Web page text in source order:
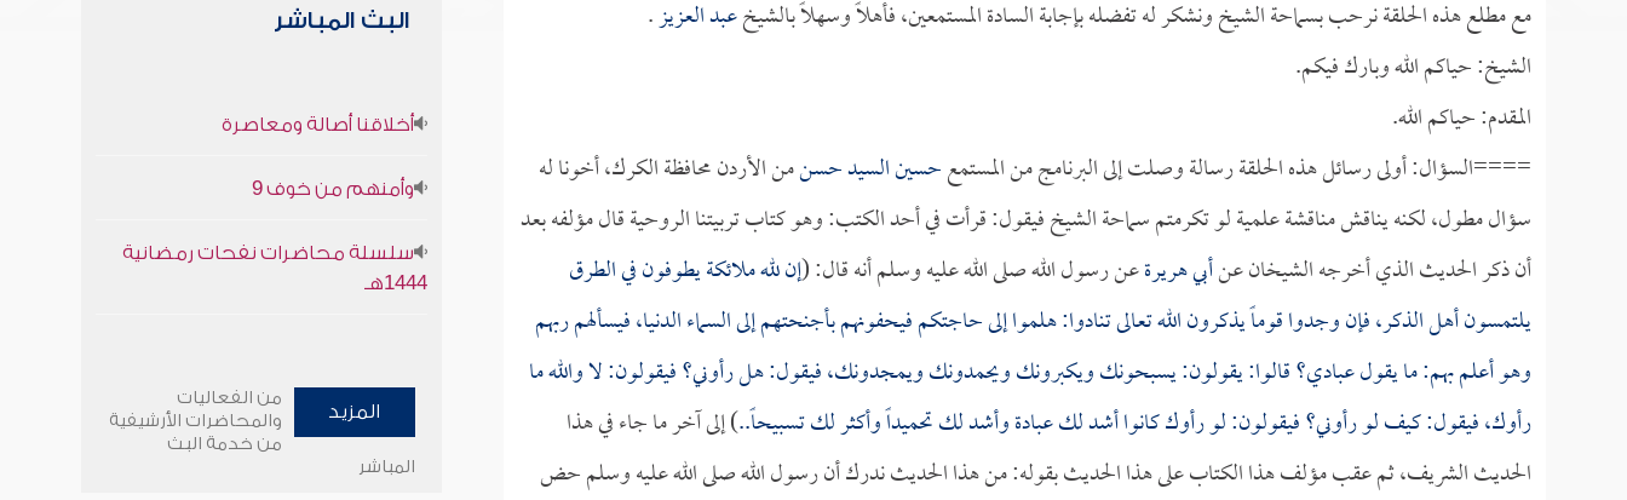
مع مطلع هذه الحلقة نرحب بسماحة الشيخ ونشكر له تفضله بإجابة السادة المستمعين، فأهلاً وسهلاً بالشيخعبد العزيز.
الشيخ: حياكم الله وبارك فيكم.
المقدم: حياكم الله.
====السؤال: أولى رسائل هذه الحلقة رسالة وصلت إلى البرنامج من المستمعحسين السيد حسنمن الأردن محافظة الكرك، أخونا له
سؤال مطول، لكنه يناقش مناقشة علمية لو تكرمتم سماحة الشيخ فيقول: قرأت في أحد الكتب: وهو كتاب تربيتنا الروحية قال مؤلفه بعد
أن ذكر الحديث الذي أخرجه الشيخان عنأبي هريرةعن رسول الله صلى الله عليه وسلم أنه قال: (إن لله ملائكة يطوفون في الطرق
يلتمسون أهل الذكر، فإن وجدوا قوماً يذكرون الله تعالى تنادوا: هلموا إلى حاجتكم فيحفونهم بأجنحتهم إلى السماء الدنيا، فيسألهم ربهم
وهو أعلم بهم: ما يقول عبادي؟ قالوا: يقولون: يسبحونك ويكبرونك ويحمدونك ويمجدونك، فيقول: هل رأوني؟ فيقولون: لا والله ما
رأوك، فيقول: كيف لو رأوني؟ فيقولون: لو رأوك كانوا أشد لك عبادة وأشد لك تحميداً وأكثر لك تسبيحاً..) إلى آخر ما جاء في هذا
الحديث الشريف، ثم عقب مؤلف هذا الكتاب على هذا الحديث بقوله: من هذا الحديث ندرك أن رسول الله صلى الله عليه وسلم حض
البث المباشر
أخلاقنا أصالة ومعاصرة
وأمنهم من خوف 9
سلسلة محاضرات نفحات رمضانية
1444هـ
المزيد
من الفعاليات
والمحاضرات الأرشيفية
من خدمة البث
المباشر